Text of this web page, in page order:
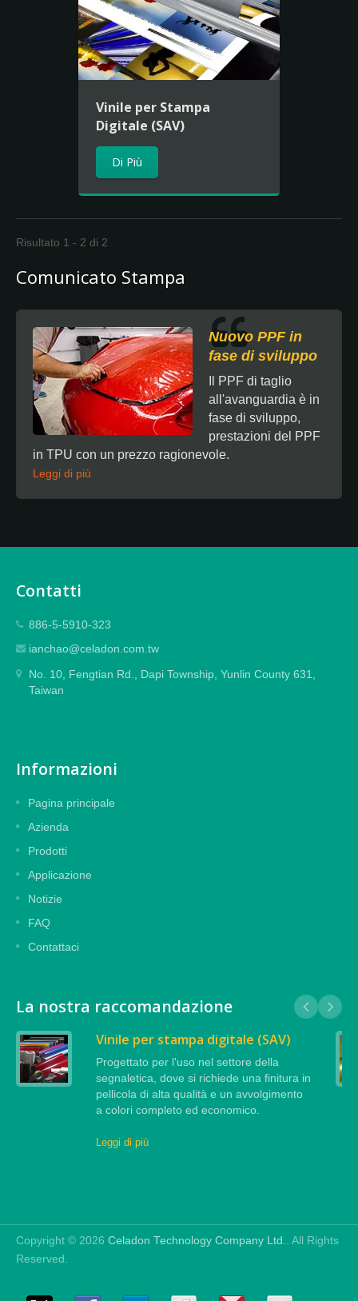
Vinile per Stampa
Digitale (SAV)
Di Più
Risultato 1 - 2 di 2
Comunicato Stampa
Nuovo PPF in
fase di sviluppo
Il PPF di taglio
all'avanguardia è in
fase di sviluppo,
prestazioni del PPF
in TPU con un prezzo ragionevole.
Leggi di più
Contatti
886-5-5910-323
ianchao@celadon.com.tw
No. 10, Fengtian Rd., Dapi Township, Yunlin County 631,
Taiwan
Informazioni
Pagina principale
Azienda
Prodotti
Applicazione
Notizie
FAQ
Contattaci
La nostra raccomandazione
Vinile per stampa digitale (SAV)
Progettato per l'uso nel settore della
segnaletica, dove si richiede una finitura in
pellicola di alta qualità e un avvolgimento
a colori completo ed economico.
Leggi di più
Copyright © 2026 Celadon Technology Company Ltd.. All Rights
Reserved.